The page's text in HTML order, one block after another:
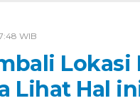
WIB
Lihat Hal